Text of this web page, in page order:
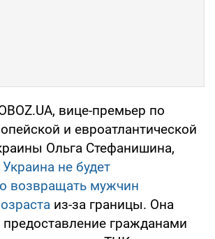
вице-премьер по
и евроатлантической
Ольга Стефанишина,
Украина не будет
возвращать мужчин
из-за границы. Она
предоставление гражданами